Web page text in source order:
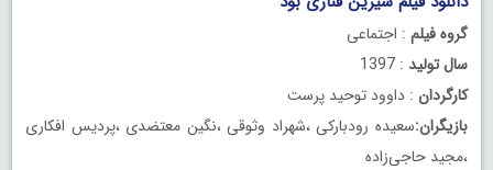
گروه فیلم : اجتماعی
سال تولید : 1397
کارگردان : داوود توحید پرست
بازیگران:سعیده رودبارکی ،شهراد وثوقی ،نگین معتضدی ،پردیس افکاری
،مجید حاجی‌زاده